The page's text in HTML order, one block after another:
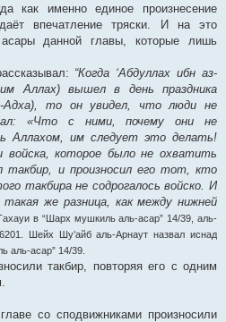
как именно единое произнесение
впечатление тряски. И на это
данной главы, которые лишь
“Когда ‘Абдуллах ибн аз-
Аллах) вышел в день праздника
Адха), то он увидел, что люди не
«Что с ними, почему они не
Аллахом, им следует это делать!
войска, которое было не охватить
такбир, и произносил его тот, кто
такбира не содрогалось войско. И
же разница, как между нижней
в “Шарх мушкиль аль-асар” 14/39, аль-
Шейх Шу’айб аль-Арнаут назвал иснад
аль-асар” 14/39.
такбир, повторяя его с одним
со сподвижниками произносили